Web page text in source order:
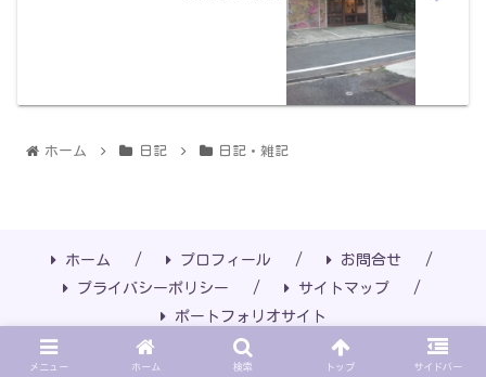
ホーム 日記 日記・雑記
ホーム プロフィール
お問合せ
プライバシーポリシー
サイトマップ
ポートフォリオサイト
Copyright © 2014-2026 Rikyo Izumi All Rights Reserved.
メニュー ホーム 検索 トップ サイドバー